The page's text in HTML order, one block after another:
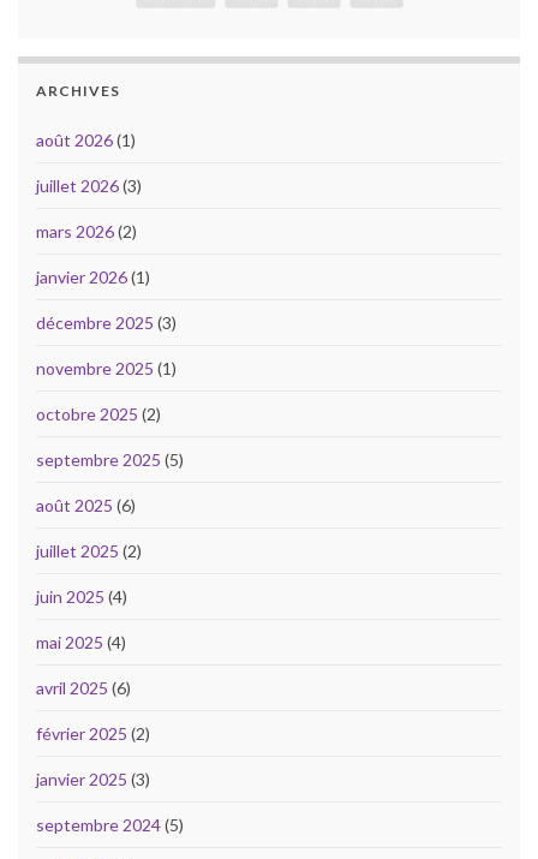
ARCHIVES
août 2026(1)
juillet 2026(3)
mars 2026(2)
janvier 2026(1)
décembre 2025 (3)
novembre 2025 (1)
octobre 2025 (2)
septembre 2025 (5)
août 2025 (6)
juillet 2025 (2)
juin 2025 (4)
mai 2025 (4)
avril 2025 (6)
février 2025 (2)
janvier 2025 (3)
septembre 2024(5)